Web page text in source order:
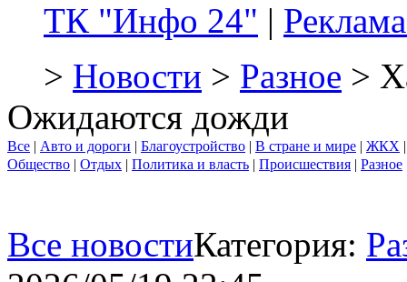
ТК "Инфо 24" |
> Новости > Разное >
Ожидаются дожди
Все | Авто и дороги | Благоустройство | В стране и мире | ЖКХ
Общество | Отдых | Политика и власть | Происшествия | Разное
Все новостиКатегория: